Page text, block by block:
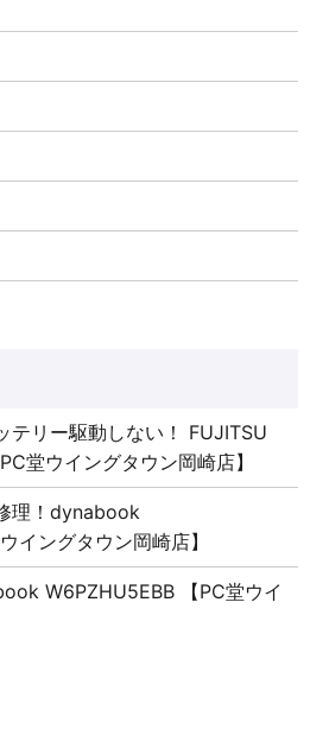
テリー駆動しない！ FUJITSU
堂ウイングタウン岡崎店】
理！dynabook
イングタウン岡崎店】
W6PZHU5EBB 【PC堂ウイ